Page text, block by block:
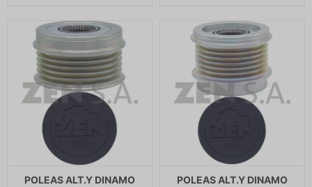
POLEAS ALT.Y DINAMO
POLEAS ALT.Y DINAMO